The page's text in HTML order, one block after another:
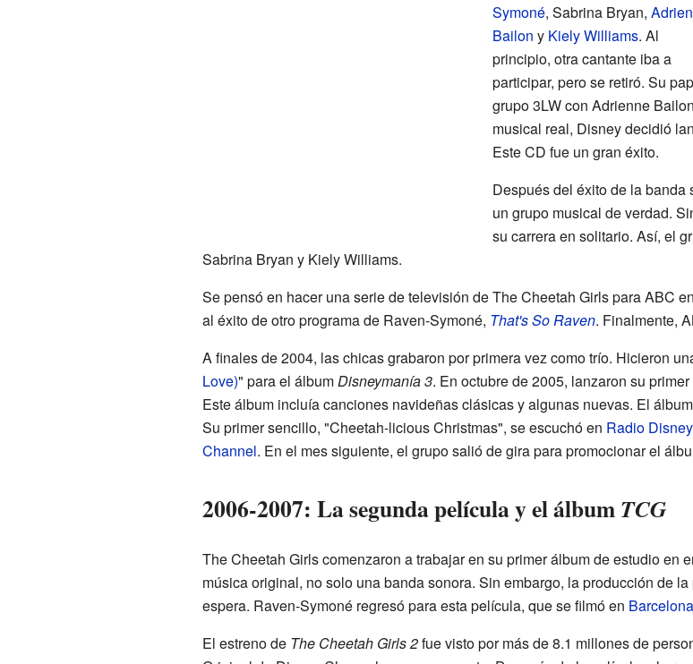
Symoné, Sabrina Bryan,
Bailon y Kiely Williams. Al
principio, otra cantante iba a
participar, pero se retiró. Su
grupo 3LW con Adrienne
musical real, Disney decidió
Este CD fue un gran éxito.
Después del éxito de la
un grupo musical de verdad.
su carrera en solitario. Así, el
Sabrina Bryan y Kiely Williams.
Se pensó en hacer una serie de televisión de The Cheetah Girls para ABC
al éxito de otro programa de Raven-Symoné, That's So Raven. Finalmente,
A finales de 2004, las chicas grabaron por primera vez como trío. Hicieron
Love)" para el álbumDisneymanía 3. En octubre de 2005, lanzaron su
Este álbum incluía canciones navideñas clásicas y algunas nuevas. El
Su primer sencillo, "Cheetah-licious Christmas", se escuchó en Radio Disney
Channel. En el mes siguiente, el grupo salió de gira para promocionar el
2006-2007: La segunda película y el álbumTCG
The Cheetah Girls comenzaron a trabajar en su primer álbum de estudio en
música original, no solo una banda sonora. Sin embargo, la producción de
espera. Raven-Symoné regresó para esta película, que se filmó en Barcelona
El estreno de The Cheetah Girls 2fue visto por más de 8.1 millones de